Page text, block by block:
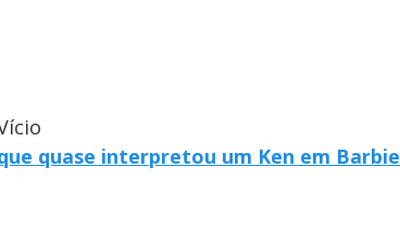
quase interpretou um Ken em Barbie